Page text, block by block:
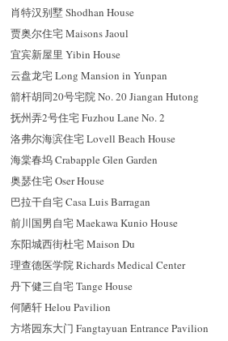
肖特汉别墅 Shodhan House
贾奥尔住宅 Maisons Jaoul
宜宾新屋里 Yibin House
云盘龙宅 Long Mansion in Yunpan
箭杆胡同20号宅院 No. 20 Jiangan Hutong
抚州弄2号住宅 Fuzhou Lane No. 2
洛弗尔海滨住宅 Lovell Beach House
海棠春坞 Crabapple Glen Garden
奥瑟住宅 Oser House
巴拉干自宅 Casa Luis Barragan
前川国男自宅 Maekawa Kunio House
东阳城西街杜宅 Maison Du
理查德医学院 Richards Medical Center
丹下健三自宅 Tange House
何陋轩 Helou Pavilion
方塔园东大门 Fangtayuan Entrance Pavilion